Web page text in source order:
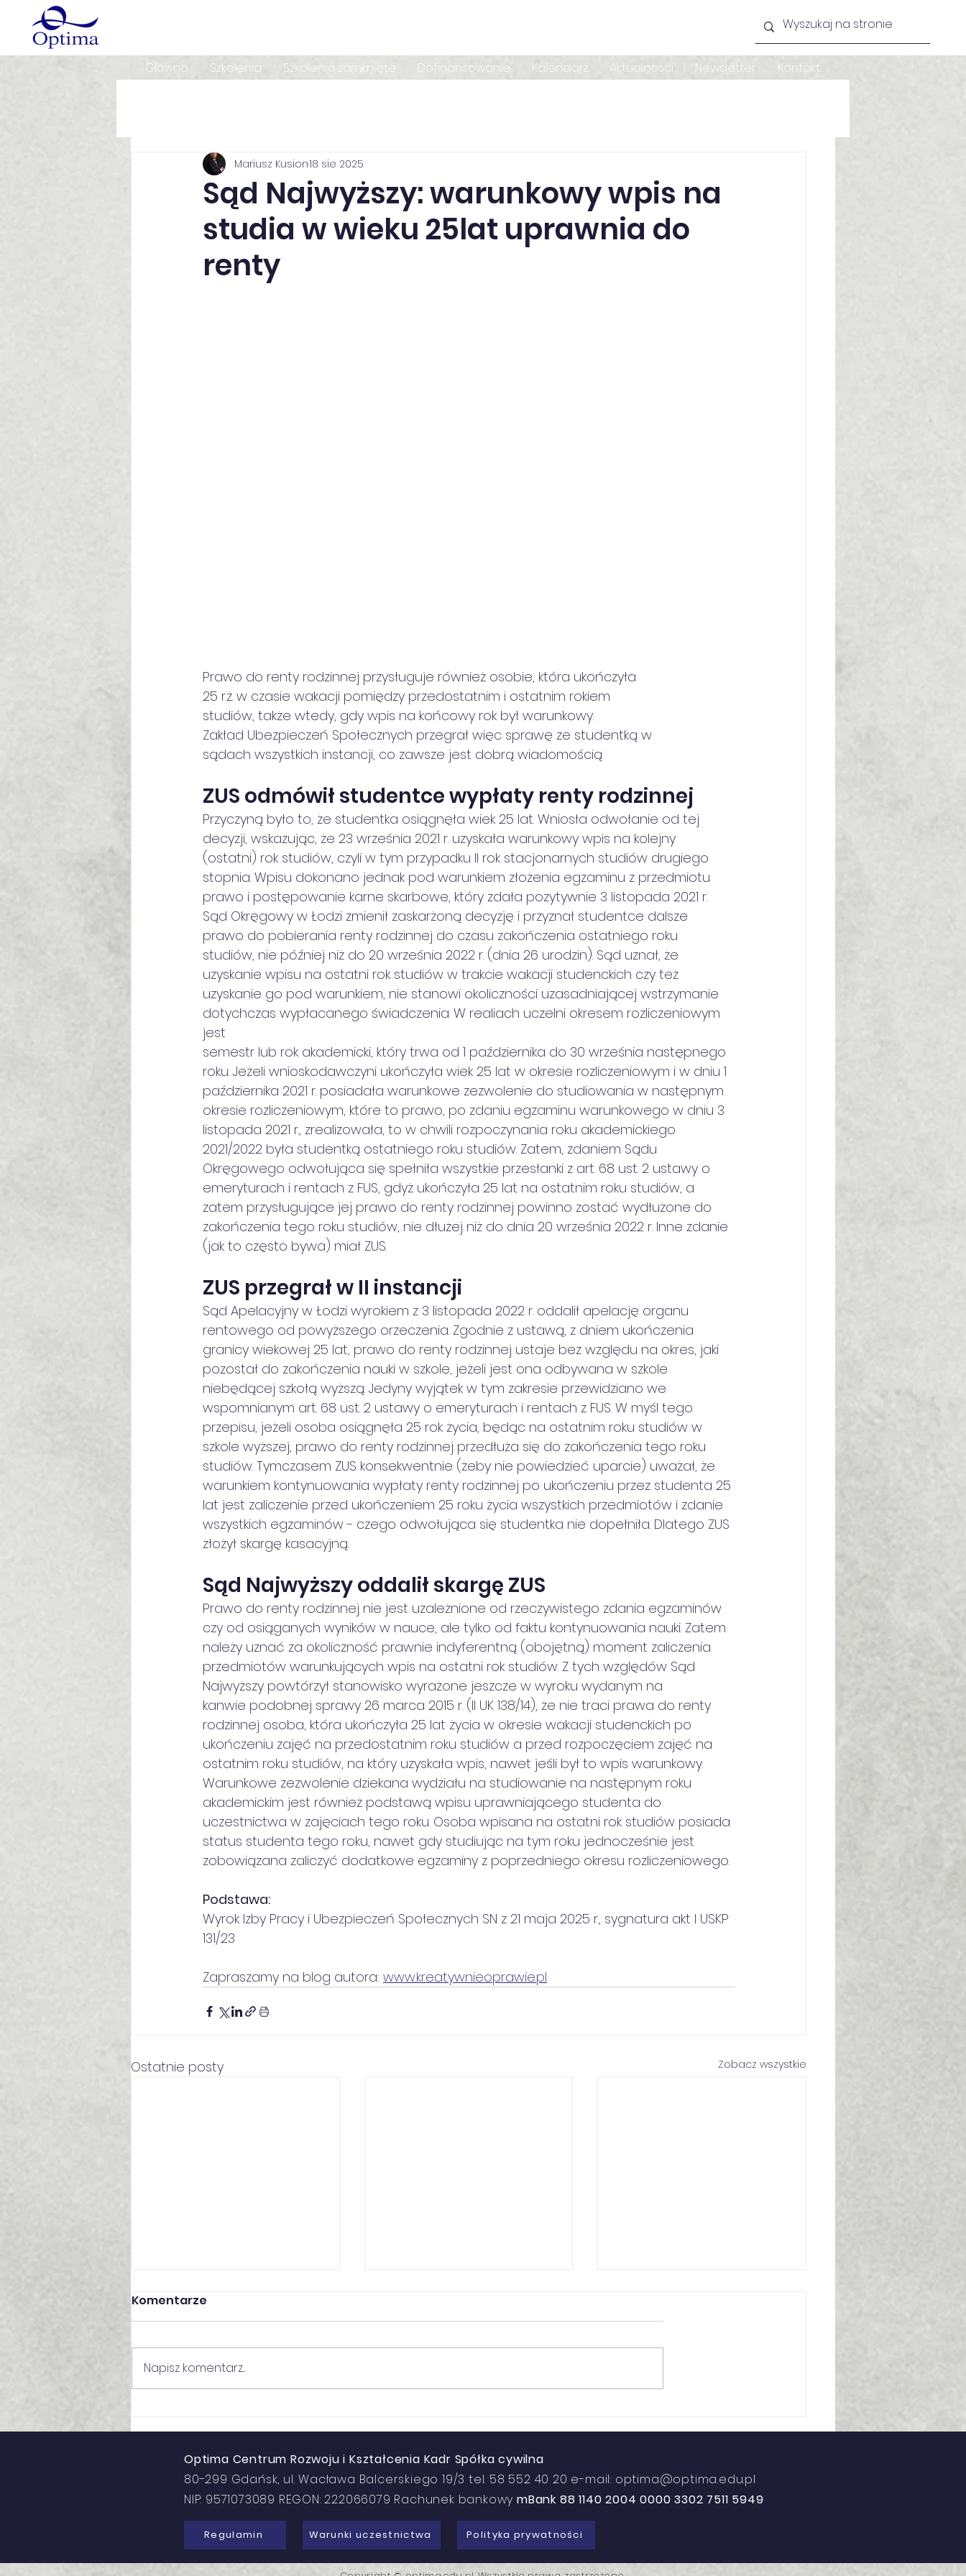
Główna Szkolenia Szkolenia zamknięte Dofinansowanie Kalendarz Aktualności Newsletter Kontakt
Sąd Najwyższy: warunkowy wpis na
studia w wieku 25lat uprawnia do
renty
Mariusz Kusion18 sie 2025
Prawo do renty rodzinnej przysługuje również osobie, która ukończyła
25 r.ż. w czasie wakacji pomiędzy przedostatnim i ostatnim rokiem
studiów, także wtedy, gdy wpis na końcowy rok był warunkowy.
Zakład Ubezpieczeń Społecznych przegrał więc sprawę ze studentką w
sądach wszystkich instancji, co zawsze jest dobrą wiadomością
ZUS odmówił studentce wypłaty renty rodzinnej
Przyczyną było to, że studentka osiągnęła wiek 25 lat. Wniosła odwołanie od tej
decyzji, wskazując, że 23 września 2021 r. uzyskała warunkowy wpis na kolejny
(ostatni) rok studiów, czyli w tym przypadku II rok stacjonarnych studiów drugiego
stopnia. Wpisu dokonano jednak pod warunkiem złożenia egzaminu z przedmiotu
prawo i postępowanie karne skarbowe, który zdała pozytywnie 3 listopada 2021 r.
Sąd Okręgowy w Łodzi zmienił zaskarżoną decyzję i przyznał studentce dalsze
prawo do pobierania renty rodzinnej do czasu zakończenia ostatniego roku
studiów, nie później niż do 20 września 2022 r. (dnia 26 urodzin). Sąd uznał, że
uzyskanie wpisu na ostatni rok studiów w trakcie wakacji studenckich czy też
uzyskanie go pod warunkiem, nie stanowi okoliczności uzasadniającej wstrzymanie
dotychczas wypłacanego świadczenia. W realiach uczelni okresem rozliczeniowym
jest
semestr lub rok akademicki, który trwa od 1 października do 30 września następnego
roku. Jeżeli wnioskodawczyni ukończyła wiek 25 lat w okresie rozliczeniowym i w dniu 1
października 2021 r. posiadała warunkowe zezwolenie do studiowania w następnym
okresie rozliczeniowym, które to prawo, po zdaniu egzaminu warunkowego w dniu 3
listopada 2021 r., zrealizowała, to w chwili rozpoczynania roku akademickiego
2021/2022 była studentką ostatniego roku studiów. Zatem, zdaniem Sądu
Okręgowego odwołująca się spełniła wszystkie przesłanki z art. 68 ust. 2 ustawy o
emeryturach i rentach z FUS, gdyż ukończyła 25 lat na ostatnim roku studiów, a
zatem przysługujące jej prawo do renty rodzinnej powinno zostać wydłużone do
zakończenia tego roku studiów, nie dłużej niż do dnia 20 września 2022 r. Inne zdanie
(jak to często bywa) miał ZUS.
ZUS przegrał w II instancji
Sąd Apelacyjny w Łodzi wyrokiem z 3 listopada 2022 r. oddalił apelację organu
rentowego od powyższego orzeczenia. Zgodnie z ustawą, z dniem ukończenia
granicy wiekowej 25 lat, prawo do renty rodzinnej ustaje bez względu na okres, jaki
pozostał do zakończenia nauki w szkole, jeżeli jest ona odbywana w szkole
niebędącej szkołą wyższą. Jedyny wyjątek w tym zakresie przewidziano we
wspomnianym art. 68 ust. 2 ustawy o emeryturach i rentach z FUS. W myśl tego
przepisu, jeżeli osoba osiągnęła 25 rok życia, będąc na ostatnim roku studiów w
szkole wyższej, prawo do renty rodzinnej przedłuża się do zakończenia tego roku
studiów. Tymczasem ZUS konsekwentnie (żeby nie powiedzieć uparcie) uważał, że
warunkiem kontynuowania wypłaty renty rodzinnej po ukończeniu przez studenta 25
lat jest zaliczenie przed ukończeniem 25 roku życia wszystkich przedmiotów i zdanie
wszystkich egzaminów - czego odwołująca się studentka nie dopełniła. Dlatego ZUS
złożył skargę kasacyjną.
Sąd Najwyższy oddalił skargę ZUS
Prawo do renty rodzinnej nie jest uzależnione od rzeczywistego zdania egzaminów
czy od osiąganych wyników w nauce, ale tylko od faktu kontynuowania nauki. Zatem
należy uznać za okoliczność prawnie indyferentną (obojętną) moment zaliczenia
przedmiotów warunkujących wpis na ostatni rok studiów. Z tych względów Sąd
Najwyższy powtórzył stanowisko wyrażone jeszcze w wyroku wydanym na
kanwie podobnej sprawy 26 marca 2015 r. (II UK 138/14), że nie traci prawa do renty
rodzinnej osoba, która ukończyła 25 lat życia w okresie wakacji studenckich po
ukończeniu zajęć na przedostatnim roku studiów a przed rozpoczęciem zajęć na
ostatnim roku studiów, na który uzyskała wpis, nawet jeśli był to wpis warunkowy.
Warunkowe zezwolenie dziekana wydziału na studiowanie na następnym roku
akademickim jest również podstawą wpisu uprawniającego studenta do
uczestnictwa w zajęciach tego roku. Osoba wpisana na ostatni rok studiów posiada
status studenta tego roku, nawet gdy studiując na tym roku jednocześnie jest
zobowiązana zaliczyć dodatkowe egzaminy z poprzedniego okresu rozliczeniowego.
Podstawa:
Wyrok Izby Pracy i Ubezpieczeń Społecznych SN z 21 maja 2025 r., sygnatura akt I USKP
131/23
Zapraszamy na blog autora: www.kreatywnieoprawie.pl
Ostatnie posty Zobacz wszystkie
wynagrodzeń w uczelni –
nowe obowiązki
pracodawców i
przygotowanie do
wymogów UE
uczelniach: co zmieniły
przepisy z kwietnia i
maja 2026 r.
Praktyków
Europejskich w Poznaniu
Komentarze
Napisz komentarz...
Optima Centrum Rozwoju i Kształcenia Kadr Spółka cywilna
80-299 Gdańsk, ul. Wacława Balcerskiego 19/3 tel. 58 552 40 20 e-mail: optima@optima.edu.pl
NIP: 9571073089 REGON: 222066079 Rachunek bankowy mBank 88 1140 2004 0000 3302 7511 5949
Regulamin Warunki uczestnictwa Polityka prywatności